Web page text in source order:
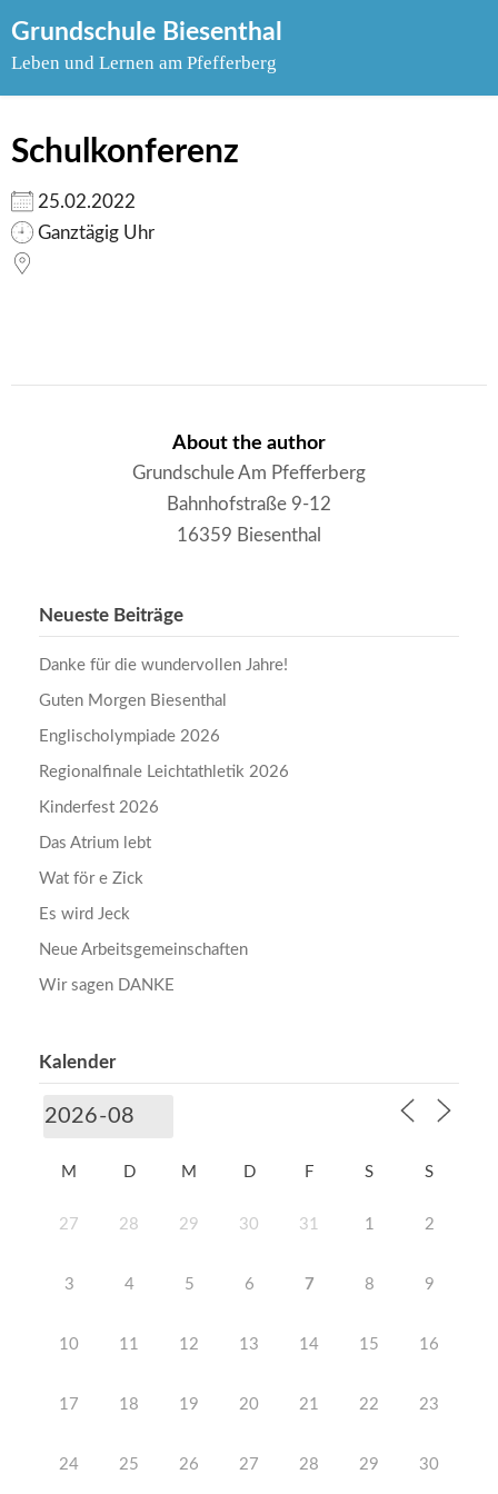
to
Grundschule Biesenthal
Leben und Lernen am Pfefferberg
Schulkonferenz
25.02.2022
Ganztägig Uhr
About the author
Grundschule Am Pfefferberg
Bahnhofstraße 9-12
16359 Biesenthal
Neueste Beiträge
Danke für die wundervollen Jahre!
Guten Morgen Biesenthal
Englischolympiade 2026
Regionalfinale Leichtathletik 2026
Kinderfest 2026
Das Atrium lebt
Wat för e Zick
Es wird Jeck
Neue Arbeitsgemeinschaften
Wir sagen DANKE
Kalender
M D M D F S S
27 28 29 30 31 1 2
3 4 5 6 7 8 9
10 11 12 13 14 15 16
17 18 19 20 21 22 23
24 25 26 27 28 29 30